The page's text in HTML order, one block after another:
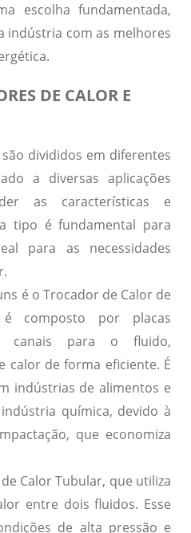
escolha fundamentada,
indústria com as melhores
DE CALOR E
divididos em diferentes
a diversas aplicações
as características e
tipo é fundamental para
para as necessidades
é o Trocador de Calor de
composto por placas
canais para o fluido,
calor de forma eficiente. É
indústrias de alimentos e
química, devido à
que economiza
Calor Tubular, que utiliza
entre dois fluidos. Esse
de alta pressão e